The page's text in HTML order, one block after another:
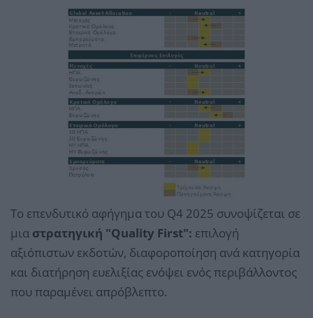
Το επενδυτικό αφήγημα του Q4 2025 συνοψίζεται σε
μια στρατηγική "Quality First": επιλογή
αξιόπιστων εκδοτών, διαφοροποίηση ανά κατηγορία
και διατήρηση ευελιξίας ενόψει ενός περιβάλλοντος
που παραμένει απρόβλεπτο.